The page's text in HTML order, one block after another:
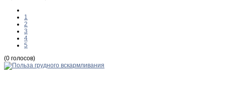
1
2
3
4
5
(0 голосов)